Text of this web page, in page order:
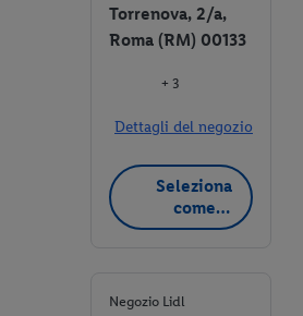
Torrenova, 2/a,
Roma (RM) 00133
+ 3
Dettagli del negozio
Seleziona
come
negozio
Negozio Lidl